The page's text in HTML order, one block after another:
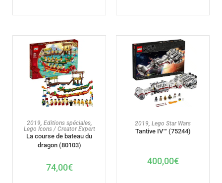
AJOUTER AU PANIER
2019, Editions spéciales,
Lego Icons / Creator Expert
La course de bateau du
dragon (80103)
74,00€
AJOUTER AU PANIER
2019 Lego Star Wars
Tantive IV™ (75244)
400,00€